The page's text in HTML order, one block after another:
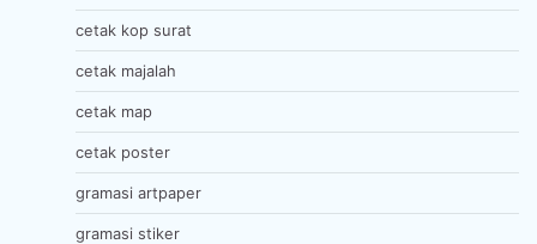
cetak kop surat
cetak majalah
cetak map
cetak poster
gramasi artpaper
gramasi stiker